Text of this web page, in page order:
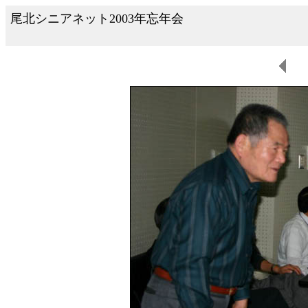
尾北シニアネット2003年忘年会